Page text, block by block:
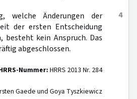
4
welche Änderungen der
der ersten Entscheidung
besteht kein Anspruch. Das
abgeschlossen.
Nummer: HRRS 2013 Nr. 284
Gaede und Goya Tyszkiewicz